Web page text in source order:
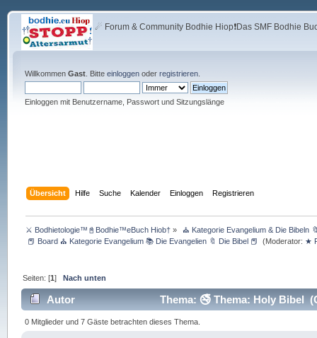
☄ Forum & Community Bodhie Hiop❗Das SMF Bodhie
Willkommen Gast. Bitte einloggenoder registrieren.
Einloggen mit Benutzername, Passwort und Sitzungslänge
Übersicht Hilfe Suche Kalender Einloggen Registrieren
⚔ Bodhietologie™📓Bodhie™eBuch Hiob† »
⛪ Kategorie Evangelium & Die Bibeln
📕 Board ⛪ Kategorie Evangelium 📚 Die Evangelien 🔖 Die Bibel 📕
(Moderator: ★
Seiten: [1]Nach unten
Autor Thema: 🚭 Thema: Holy Bibel
0 Mitglieder und 7 Gäste betrachten dieses Thema.